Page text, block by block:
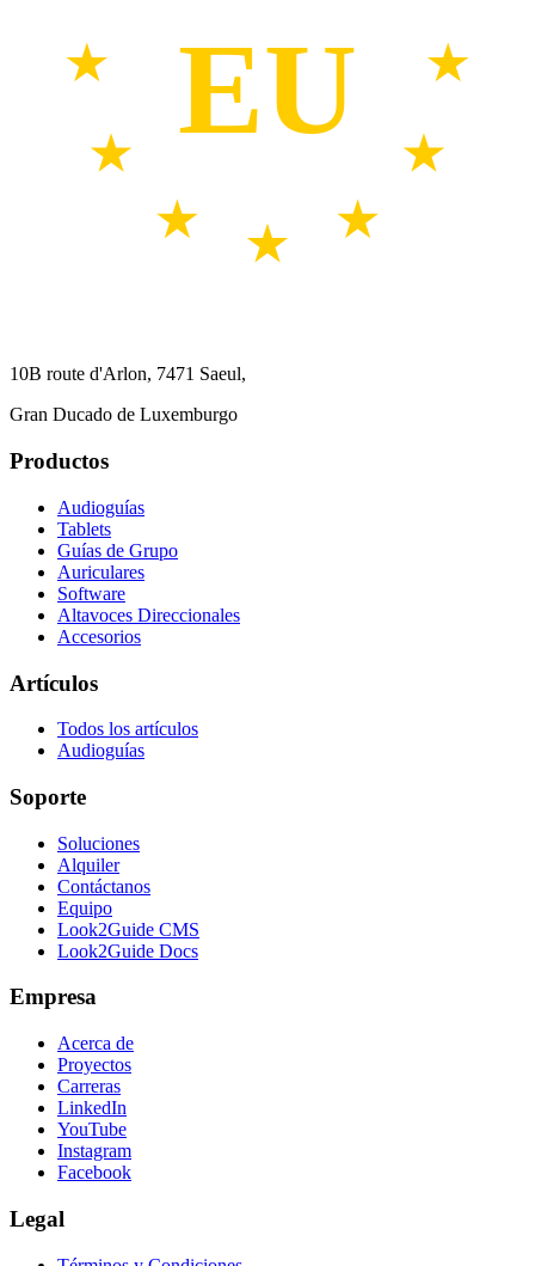
EU
10B route d'Arlon, 7471 Saeul,
Gran Ducado de Luxemburgo
Productos
Audioguías
Tablets
Guías de Grupo
Auriculares
Software
Altavoces Direccionales
Accesorios
Artículos
Todos los artículos
Audioguías
Soporte
Soluciones
Alquiler
Contáctanos
Equipo
Look2Guide CMS
Look2Guide Docs
Empresa
Acerca de
Proyectos
Carreras
LinkedIn
YouTube
Instagram
Facebook
Legal